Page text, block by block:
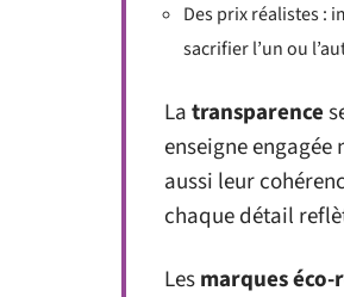
Des prix réalistes :
sacrifier l’un ou
Latransparence
enseigne
aussi leur
chaque détail
Lesmarques